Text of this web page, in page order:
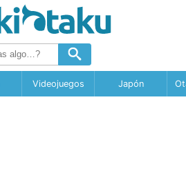
Videojuegos Japón